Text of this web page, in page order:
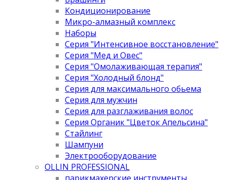
Кондиционирование
Микро-алмазный комплекс
Наборы
Серия "Интенсивное восстановление"
Серия "Мед и Овес"
Серия "Омолаживающая терапия"
Серия "Холодный блонд"
Серия для максимального обьема
Серия для мужчин
Серия для разглаживания волос
Серия Органик "Цветок Апельсина"
Стайлинг
Шампуни
Электрооборудование
OLLIN PROFESSIONAL